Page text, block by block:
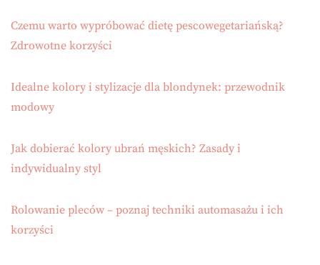
Czemu warto wypróbować dietę pescowegetariańską?
Zdrowotne korzyści
Idealne kolory i stylizacje dla blondynek: przewodnik
modowy
Jak dobierać kolory ubrań męskich? Zasady i
indywidualny styl
Rolowanie pleców – poznaj techniki automasażu i ich
korzyści